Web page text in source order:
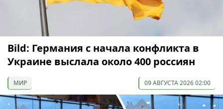
Bild: Германия с начала конфликта в
Украине выслала около 400 россиян
МИР 09 АВГУСТА 2026 02:00